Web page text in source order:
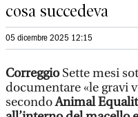
cosa succedeva
05 dicembre 2025 12:15
CorreggioSette mesi
documentare «le gravi
secondoAnimal